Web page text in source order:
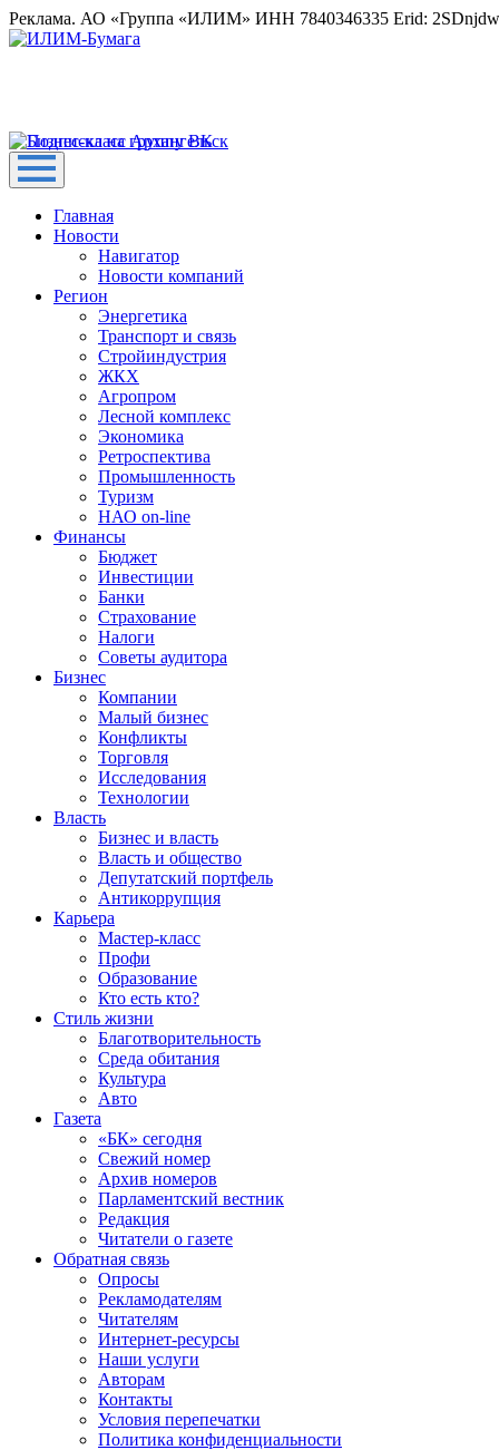
Реклама. АО «Группа «ИЛИМ» ИНН 7840346335 Erid:
Главная
Новости
Навигатор
Новости компаний
Регион
Энергетика
Транспорт и связь
Стройиндустрия
ЖКХ
Агропром
Лесной комплекс
Экономика
Ретроспектива
Промышленность
Туризм
НАО on-line
Финансы
Бюджет
Инвестиции
Банки
Страхование
Налоги
Советы аудитора
Бизнес
Компании
Малый бизнес
Конфликты
Торговля
Исследования
Технологии
Власть
Бизнес и власть
Власть и общество
Депутатский портфель
Антикоррупция
Карьера
Мастер-класс
Профи
Образование
Кто есть кто?
Стиль жизни
Благотворительность
Среда обитания
Культура
Авто
Газета
«БК» сегодня
Свежий номер
Архив номеров
Парламентский вестник
Редакция
Читатели о газете
Обратная связь
Опросы
Рекламодателям
Читателям
Интернет-ресурсы
Наши услуги
Авторам
Контакты
Условия перепечатки
Политика конфиденциальности